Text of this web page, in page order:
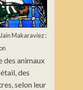
Makaraviez :
des animaux
des
selon leur